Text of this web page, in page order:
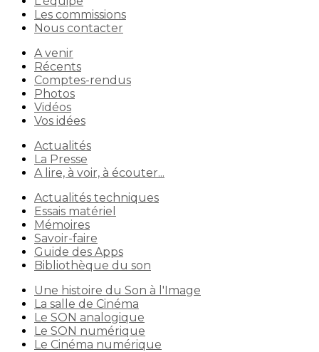
Les commissions
Nous contacter
A venir
Récents
Comptes-rendus
Photos
Vidéos
Vos idées
Actualités
La Presse
A lire, à voir, à écouter...
Actualités techniques
Essais matériel
Mémoires
Savoir-faire
Guide des Apps
Bibliothèque du son
Une histoire du Son à l'Image
La salle de Cinéma
Le SON analogique
Le SON numérique
Le Cinéma numérique